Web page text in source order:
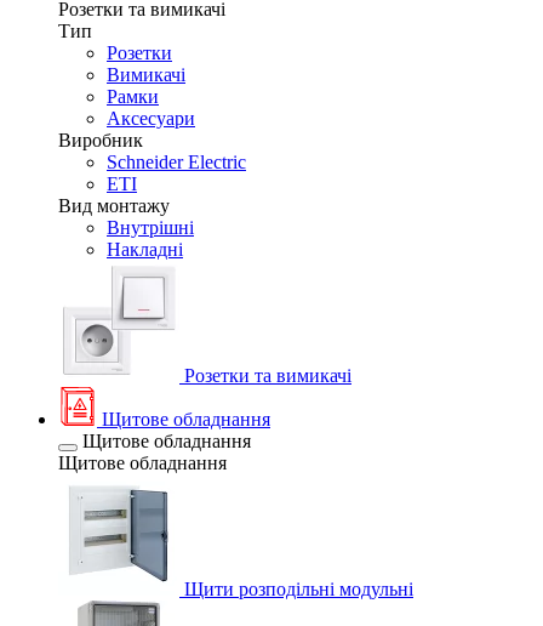
Розетки та вимикачі
Тип
Розетки
Вимикачі
Рамки
Аксесуари
Виробник
Schneider Electric
ETI
Вид монтажу
Внутрішні
Накладні
Розетки та вимикачі
Щитове обладнання
Щитове обладнання
Щитове обладнання
Щити розподільні модульні